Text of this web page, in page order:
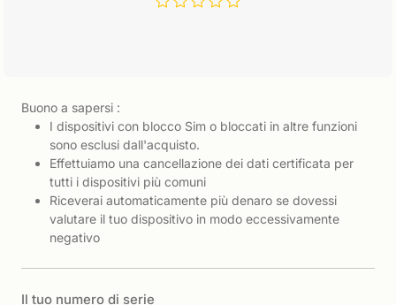
Buono a sapersi :
I dispositivi con blocco Sim o bloccati in altre funzioni
sono esclusi dall'acquisto.
Effettuiamo una cancellazione dei dati certificata per
tutti i dispositivi più comuni
Riceverai automaticamente più denaro se dovessi
valutare il tuo dispositivo in modo eccessivamente
negativo
Il tuo numero di serie